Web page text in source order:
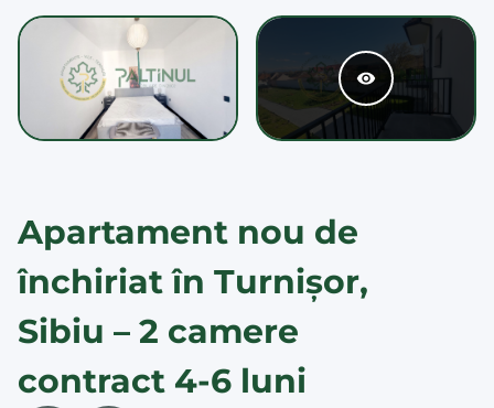
Apartament nou de
închiriat în Turnișor,
Sibiu – 2 camere
contract 4-6 luni